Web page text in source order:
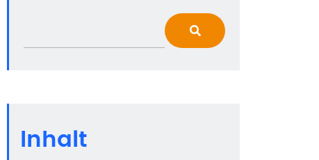
Inhalt